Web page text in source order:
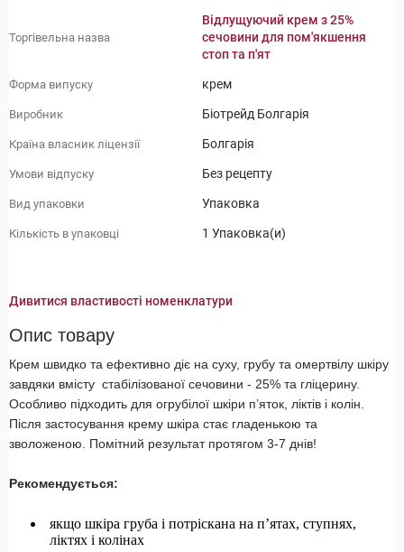
Торгівельна назва
Відлущуючий крем з 25%
сечовини для пом'якшення
стоп та п'ят
Форма випуску крем
Виробник Біотрейд Болгарія
Країна власник ліцензії Болгарія
Умови відпуску Без рецепту
Вид упаковки Упаковка
Кількість в упаковці 1 Упаковка(и)
Дивитися властивості номенклатури
Опис товару
Крем швидко та ефективно діє на суху, грубу та омертвілу шкіру
завдяки вмісту стабілізованої сечовини - 25% та гліцерину.
Особливо підходить для огрубілої шкіри п’яток, ліктів і колін.
Після застосування крему шкіра стає гладенькою та
зволоженою. Помітний результат протягом 3-7 днів!
Рекомендується:
якщо шкіра груба і потріскана на п’ятах, ступнях,
ліктях і колінах